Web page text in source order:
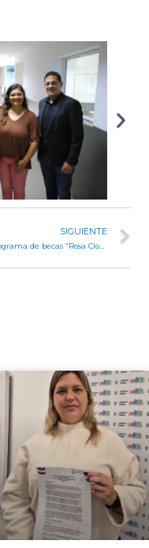
SIGUIENTE
Programa de becas “Rosa Clotilde Sabattini” para universitarios y estudiantes terciarios